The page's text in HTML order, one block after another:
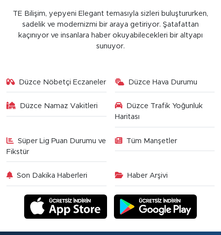
TE Bilişim, yepyeni Elegant temasıyla sizleri buluştururken,
sadelik ve modernizmi bir araya getiriyor. Şatafattan
kaçınıyor ve insanlara haber okuyabilecekleri bir altyapı
sunuyor.
Düzce Nöbetçi Eczaneler Düzce Hava Durumu
Düzce Namaz Vakitleri
Düzce Trafik Yoğunluk
Haritası
Süper Lig Puan Durumu ve
Fikstür
Tüm Manşetler
Son Dakika Haberleri Haber Arşivi